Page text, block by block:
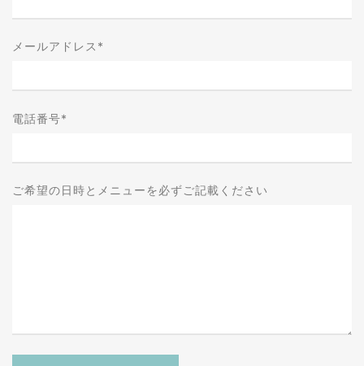
メールアドレス *
電話番号*
ご希望の日時とメニューを必ずご記載ください